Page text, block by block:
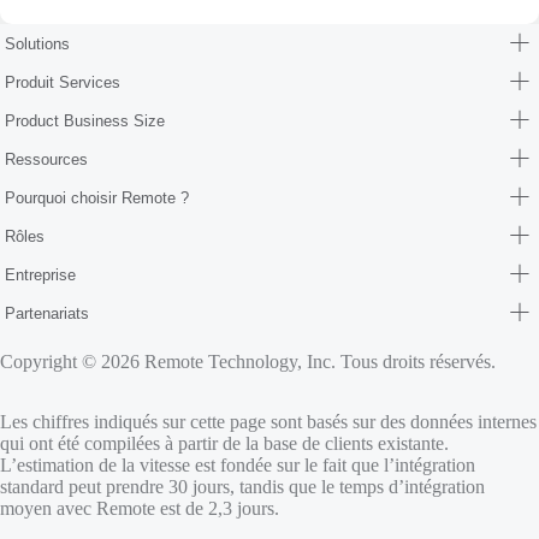
Solutions
Produit Services
Product Business Size
Ressources
Pourquoi choisir Remote ?
Rôles
Entreprise
Partenariats
Copyright © 2026 Remote Technology, Inc. Tous droits réservés.
Les chiffres indiqués sur cette page sont basés sur des données internes
qui ont été compilées à partir de la base de clients existante.
L’estimation de la vitesse est fondée sur le fait que l’intégration
standard peut prendre 30 jours, tandis que le temps d’intégration
moyen avec Remote est de 2,3 jours.